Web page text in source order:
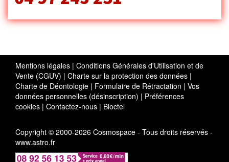
Mentions légales | Conditions Générales d'Utilisation et de
Vente (CGUV) | Charte sur la protection des données |
Charte de Déontologie | Formulaire de Rétractation | Vos
données personnelles (désinscription) | Préférences
cookies | Contactez-nous | Bloctel
Copyright © 2000-2026 Cosmospace - Tous droits réservés -
www.astro.fr